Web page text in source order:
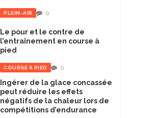
PLEIN-AIR 0
Le pour et le contre de
l’entraînement en course à
pied
COURSE À PIED 0
Ingérer de la glace concassée
peut réduire les effets
négatifs de la chaleur lors de
compétitions d’endurance